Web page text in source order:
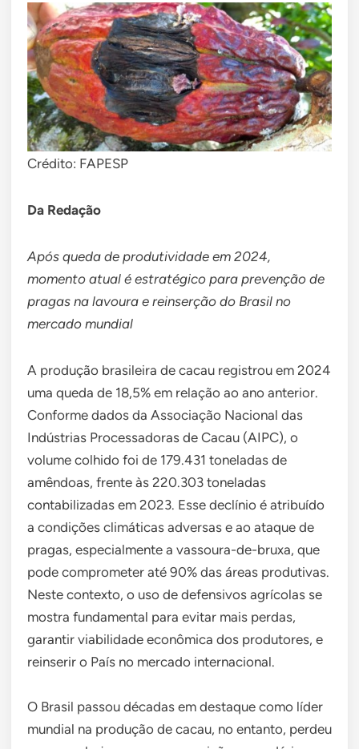
Crédito: FAPESP
Da Redação
Após queda de produtividade em 2024,
momento atual é estratégico para prevenção de
pragas na lavoura e reinserção do Brasil no
mercado mundial
A produção brasileira de cacau registrou em 2024
uma queda de 18,5% em relação ao ano anterior.
Conforme dados da Associação Nacional das
Indústrias Processadoras de Cacau (AIPC), o
volume colhido foi de 179.431 toneladas de
amêndoas, frente às 220.303 toneladas
contabilizadas em 2023. Esse declínio é atribuído
a condições climáticas adversas e ao ataque de
pragas, especialmente a vassoura-de-bruxa, que
pode comprometer até 90% das áreas produtivas.
Neste contexto, o uso de defensivos agrícolas se
mostra fundamental para evitar mais perdas,
garantir viabilidade econômica dos produtores, e
reinserir o País no mercado internacional.
O Brasil passou décadas em destaque como líder
mundial na produção de cacau, no entanto, perdeu